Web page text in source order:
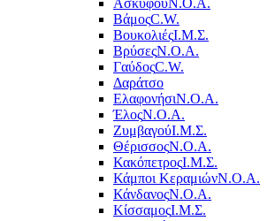
ΑσκύφουΝ.Ο.Α.
ΒάμοςC.W.
ΒουκολιέςΙ.Μ.Σ.
ΒρύσεςΝ.Ο.Α.
ΓαύδοςC.W.
Δαράτσο
ΕλαφονήσιΝ.Ο.Α.
ΈλοςΝ.Ο.Α.
ΖυμβαγούΙ.Μ.Σ.
ΘέρισσοςΝ.Ο.Α.
ΚακόπετροςΙ.Μ.Σ.
Κάμποι ΚεραμιώνΝ.Ο.Α.
ΚάνδανοςΝ.Ο.Α.
ΚίσσαμοςΙ.Μ.Σ.